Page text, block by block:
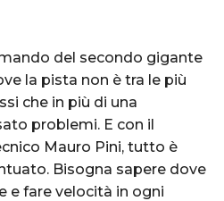
del secondo gigante
la pista non è tra le più
che in più di una
problemi. E con il
Mauro Pini, tutto è
Bisogna sapere dove
e fare velocità in ogni